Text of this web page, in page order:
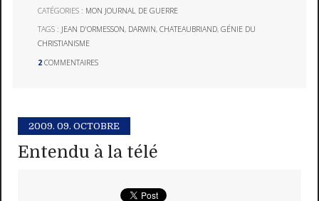
CATÉGORIES : MON JOURNAL DE GUERRE
TAGS : JEAN D'ORMESSON, DARWIN,CHATEAUBRIAND,GÉNIE DU
CHRISTIANISME
2 COMMENTAIRES
2009. 09. OCTOBRE
Entendu à la télé